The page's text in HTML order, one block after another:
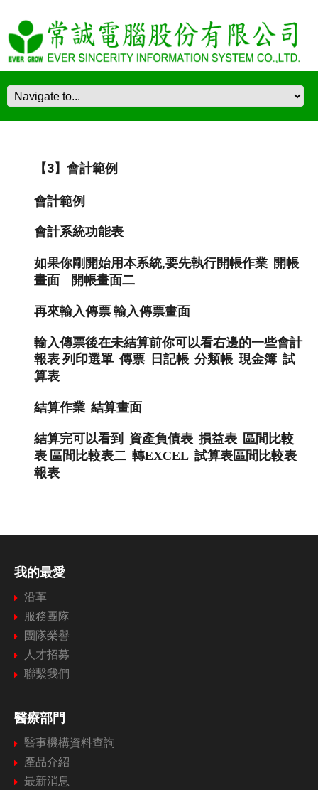
【3】會計範例
會計範例
會計系統功能表
如果你剛開始用本系統,要先執行開帳作業 開帳
畫面
開帳畫面二
再來輸入傳票 輸入傳票畫面
輸入傳票後在未結算前你可以看右邊的一些會計
報表 列印選單 傳票 日記帳 分類帳 現金簿 試
算表
結算作業 結算畫面
結算完可以看到 資產負債表 損益表 區間比較
表 區間比較表二 轉EXCEL 試算表區間比較表
報表
我的最愛
沿革
服務團隊
團隊榮譽
人才招募
聯繫我們
醫療部門
醫事機構資料查詢
產品介紹
最新消息